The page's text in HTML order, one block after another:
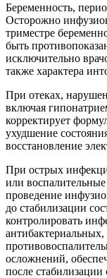
Беременность,
Осторожно
триместре
быть
исключительно
также характера
При отеках,
включая
корректирует
ухудшение
восстановление
При острых
или
проведение
до стабилизации
контролировать
осложнений,
после стабилизации